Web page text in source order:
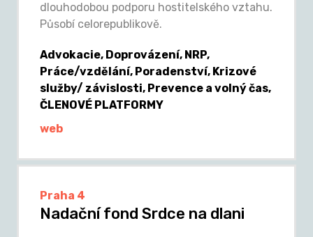
dlouhodobou podporu hostitelského vztahu.
Působí celorepublikově.
Advokacie, Doprovázení, NRP,
Práce/vzdělání, Poradenství, Krizové
služby/ závislosti, Prevence a volný čas,
ČLENOVÉ PLATFORMY
web
Praha 4
Nadační fond Srdce na dlani